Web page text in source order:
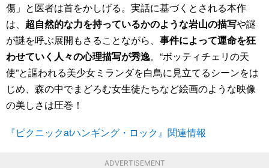
傷」と医者は首をかしげる。実話に基づくとされる本作
は、 超自然的な力を持っているかのような岩山の描写や謎
が謎を呼ぶ展開もさることながら、 事件によって運命を狂
わせていく人々の心理描写が秀逸。“ボッティチェリの天
使”と謳われる美少女ミランダを白鳥に見立てるシーンをは
じめ、森の中でまどろむ女生徒たちなど絵画のような映像
の美しさは圧巻！
『ピクニックatハンギング・ロック』関連情報
ADVERTISEMENT